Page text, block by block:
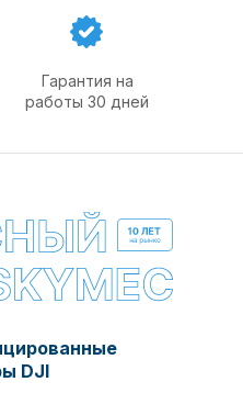
Гарантия на
работы 30 дней
DJI